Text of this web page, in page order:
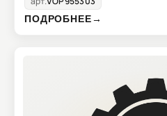
ПОДРОБНЕЕ→